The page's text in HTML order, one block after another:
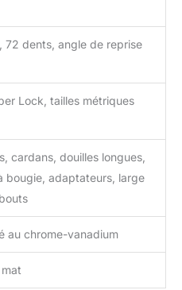
| Embouts six pans
| Embouts
PH3 - PH4 /
- PZ4 | Embouts
de clés coudées six
creux 1 - 1,5 - 2 -
- 3 - 4 - 4,5 mm
72 dents, angle de reprise
Lock, tailles métriques
cardans, douilles longues,
bougie, adaptateurs, large
au chrome-vanadium